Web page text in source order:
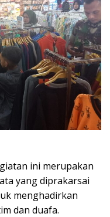
ini merupakan
yang diprakarsai
menghadirkan
dan duafa.